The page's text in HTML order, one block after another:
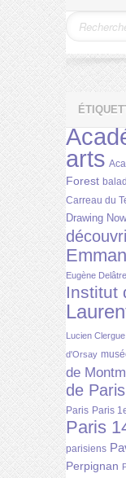
arts
Forest
Carreau du
Drawing
Eugène Delâtre
Institut
Lucien Clergue
d'Orsay
de
de Paris
Paris Paris
Paris
parisiens
Perpignan